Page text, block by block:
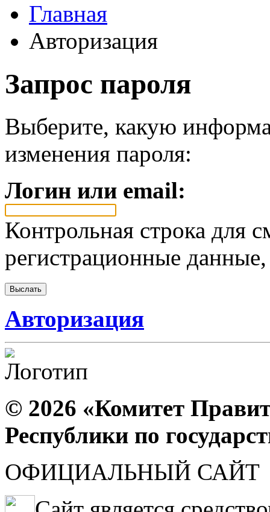
Главная
Авторизация
Запрос пароля
Выберите, какую
изменения пароля:
Логин или email:
Контрольная строка для
регистрационные
Авторизация
© 2026 «Комитет
Республики по
ОФИЦИАЛЬНЫЙ САЙТ